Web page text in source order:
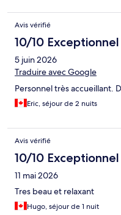
Avis vérifié
10/10 Exceptionnel
5 juin 2026
Traduire avec Google
Personnel très accueillant.
Eric, séjour de 2 nuits
Avis vérifié
10/10 Exceptionnel
11 mai 2026
Tres beau et relaxant
Hugo, séjour de 1 nuit